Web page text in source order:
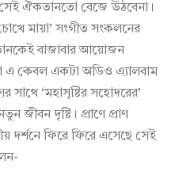
ঐকতানতো বেজে উঠবেনা।
মায়া’ সংগীত সংকলনের
বাজাবার আয়োজন
কেবল একটা অডিও এ্যালবাম
সাথে ‘মহাসৃষ্টির সহোদরের’
দৃষ্টি। প্রাণে প্রাণ
দর্শনে ফিরে ফিরে এসেছে সেই